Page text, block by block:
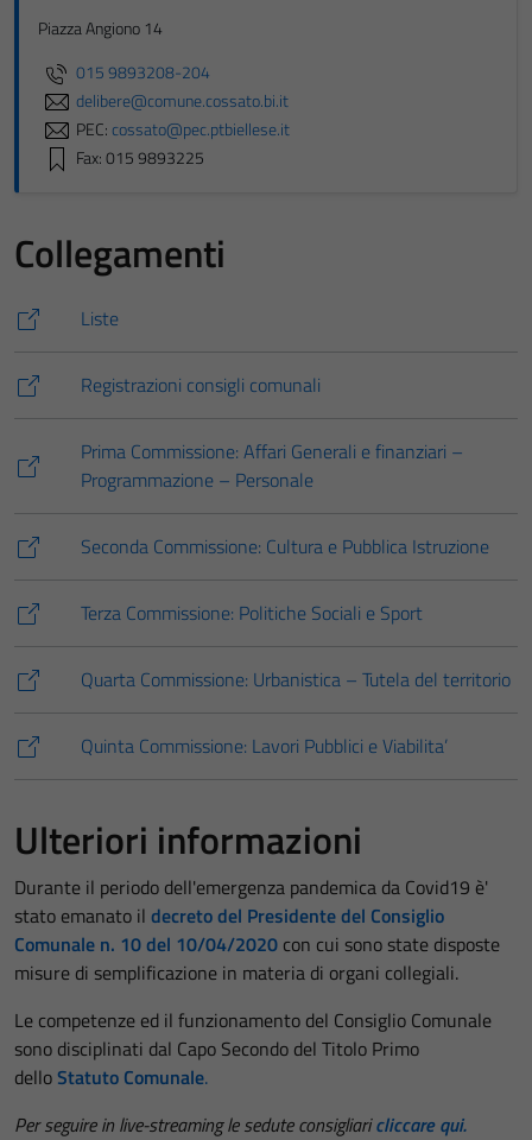
Piazza Angiono 14
015 9893208-204
delibere@comune.cossato.bi.it
PEC:cossato@pec.ptbiellese.it
Fax: 015 9893225
Collegamenti
Liste
Registrazioni consigli comunali
Prima Commissione: Affari Generali e finanziari –
Programmazione – Personale
Seconda Commissione: Cultura e Pubblica Istruzione
Terza Commissione: Politiche Sociali e Sport
Quarta Commissione: Urbanistica – Tutela del territorio
Quinta Commissione: Lavori Pubblici e Viabilita’
Ulteriori informazioni
Durante il periodo dell'emergenza pandemica da Covid19 è'
stato emanato il decreto del Presidente del Consiglio
Comunale n. 10 del 10/04/2020 con cui sono state disposte
misure di semplificazione in materia di organi collegiali.
Le competenze ed il funzionamento del Consiglio Comunale
sono disciplinati dal Capo Secondo del Titolo Primo
delloStatuto Comunale.
Per seguire in live-streaming le sedute consigliari cliccare qui.